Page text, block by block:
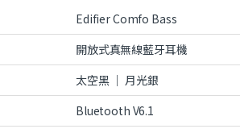
Edifier Comfo Bass
開放式真無線藍牙耳機
太空黑 ｜ 月光銀
Bluetooth V6.1